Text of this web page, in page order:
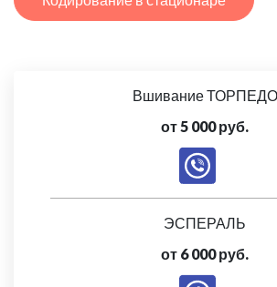
Вшивание ТОРПЕДО
от 5 000 руб.
ЭСПЕРАЛЬ
от 6 000 руб.